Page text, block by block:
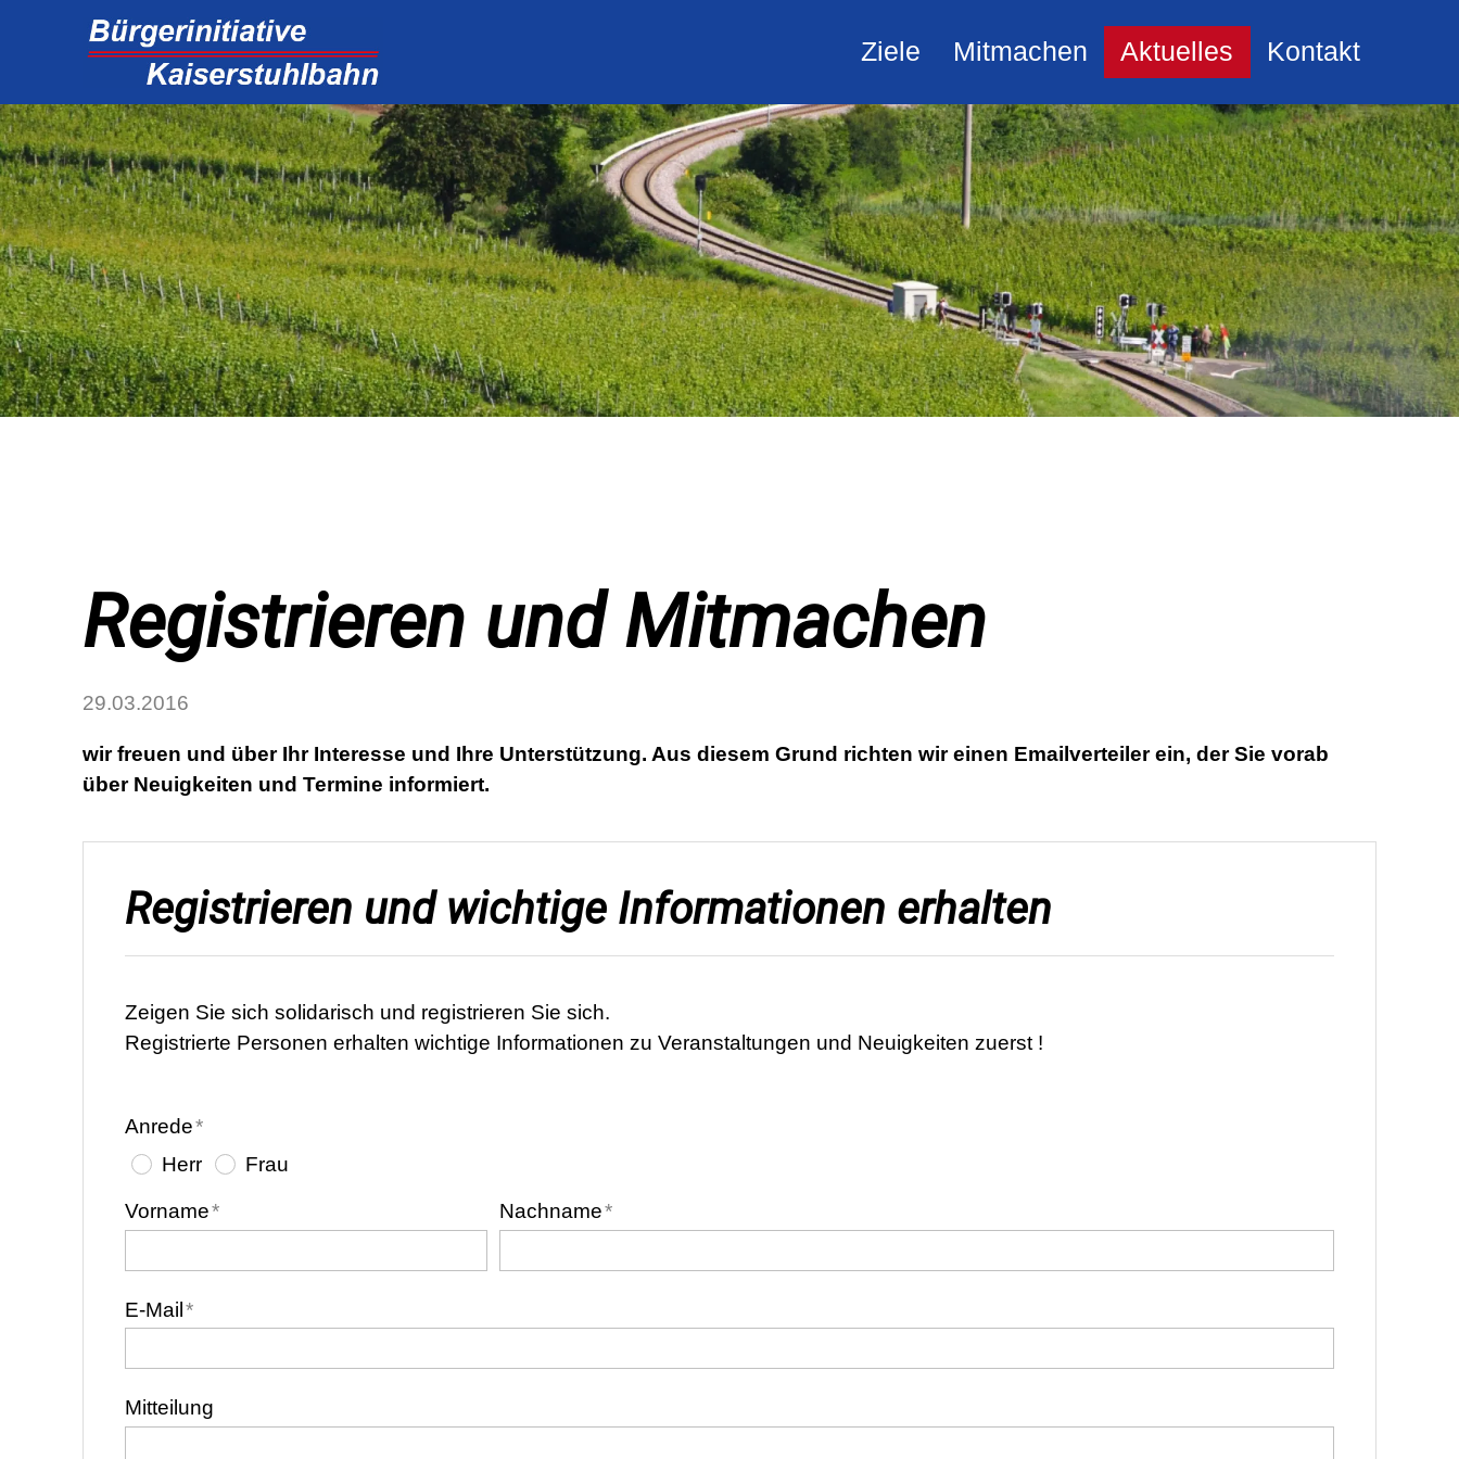
Ziele Mitmachen Aktuelles Kontakt
Registrieren und Mitmachen
29.03.2016
wir freuen und über Ihr Interesse und Ihre Unterstützung. Aus diesem Grund richten wir einen Emailverteiler ein, der Sie vorab
über Neuigkeiten und Termine informiert.
Registrieren und wichtige Informationen erhalten
Zeigen Sie sich solidarisch und registrieren Sie sich.
Registrierte Personen erhalten wichtige Informationen zu Veranstaltungen und Neuigkeiten zuerst !
Anrede*
Herr
Frau
Vorname* Nachname*
E-Mail*
Mitteilung